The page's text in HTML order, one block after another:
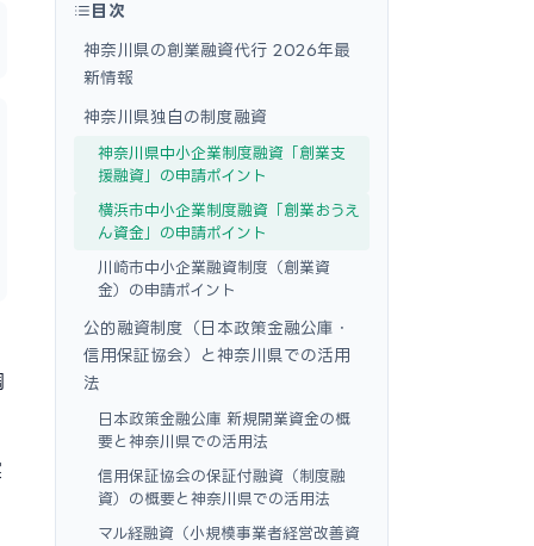
目次
神奈川県の創業融資代行 2026年最
新情報
神奈川県独自の制度融資
神奈川県中小企業制度融資「創業支
援融資」の申請ポイント
横浜市中小企業制度融資「創業おうえ
ん資金」の申請ポイント
川崎市中小企業融資制度（創業資
金）の申請ポイント
公的融資制度（日本政策金融公庫・
信用保証協会）と神奈川県での活用
法
日本政策金融公庫 新規開業資金の概
要と神奈川県での活用法
信用保証協会の保証付融資（制度融
資）の概要と神奈川県での活用法
マル経融資（小規模事業者経営改善資